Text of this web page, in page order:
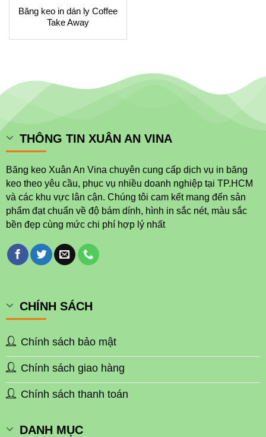
Băng keo in dán ly Coffee
Take Away
THÔNG TIN XUÂN AN VINA
Băng keo Xuân An Vina chuyên cung cấp dịch vụ in băng
keo theo yêu cầu, phục vụ nhiều doanh nghiệp tại TP.HCM
và các khu vực lân cận. Chúng tôi cam kết mang đến sản
phẩm đạt chuẩn về độ bám dính, hình in sắc nét, màu sắc
bền đẹp cùng mức chi phí hợp lý nhất
CHÍNH SÁCH
Chính sách bảo mật
Chính sách giao hàng
Chính sách thanh toán
DANH MỤC